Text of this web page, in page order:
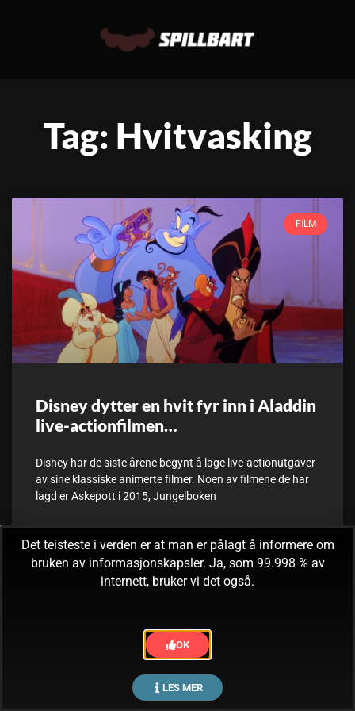
Tag: Hvitvasking
FILM
Disney dytter en hvit fyr inn i Aladdin
live-actionfilmen…
Disney har de siste årene begynt å lage live-actionutgaver
av sine klassiske animerte filmer. Noen av filmene de har
lagd er Askepott i 2015, Jungelboken
6. september, 2017 Ingen kommentarer
Det teisteste i verden er at man er pålagt å informere om
bruken av informasjonskapsler. Ja, som 99.998 % av
internett, bruker vi det også.
OK
LES MER